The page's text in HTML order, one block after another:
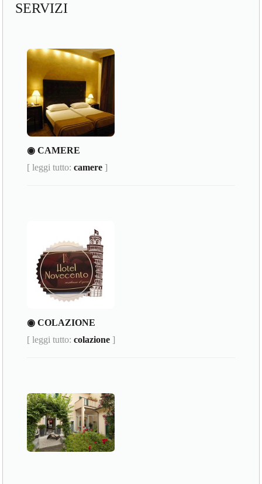
SERVIZI
◉ CAMERE
[ leggi tutto:camere ]
◉ COLAZIONE
[ leggi tutto:colazione ]